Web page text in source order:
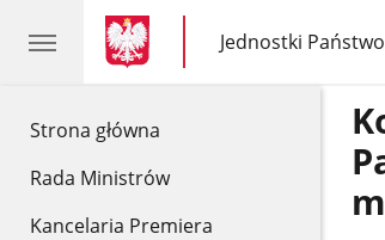
Strona główna
Rada Ministrów
Kancelaria Premiera
gov.pl
gov.pl
Jednostki
gov.pl
Jednostki
Państwowej